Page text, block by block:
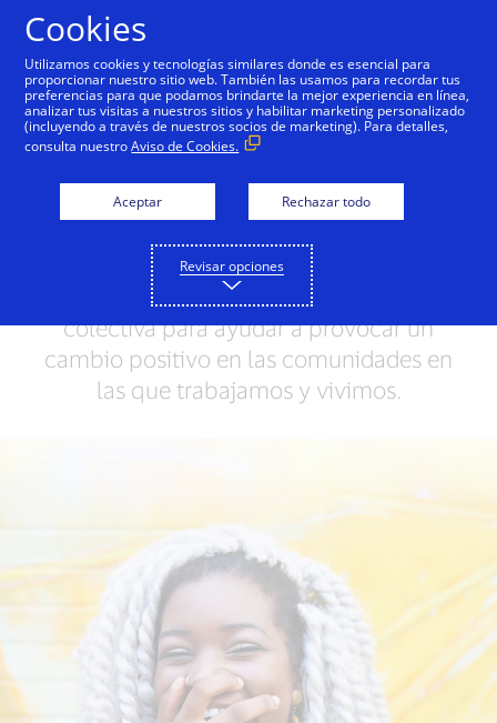
Damos el ejemplo Personas + Posibilidades
Juntos logramos un
mundo mejor
Utilizamos el poder de nuestra marca, la
influencia de la industria y la voz
colectiva para ayudar a provocar un
cambio positivo en las comunidades en
las que trabajamos y vivimos.
Cookies
Utilizamos cookies y tecnologías similares donde es esencial para
proporcionar nuestro sitio web. También las usamos para recordar tus
preferencias para que podamos brindarte la mejor experiencia en línea,
analizar tus visitas a nuestros sitios y habilitar marketing personalizado
(incluyendo a través de nuestros socios de marketing). Para detalles,
consulta nuestroAviso de Cookies.
Aceptar Rechazar todo
Revisar opciones